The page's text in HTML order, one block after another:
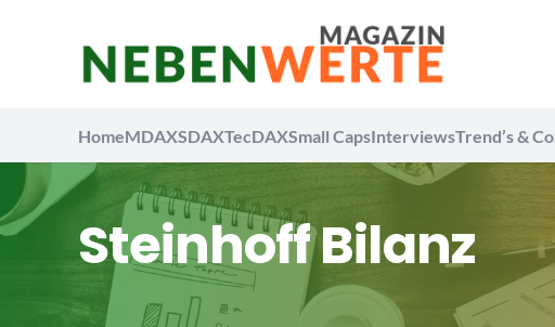
HomeMDAXSDAXTecDAXSmall CapsInterviewsTrend’s & Co.
Steinhoff Bilanz